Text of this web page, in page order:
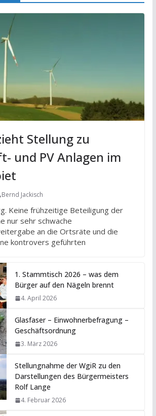
Stellung zu
und PV Anlagen im
Bernd Jackisch
Keine frühzeitige Beteiligung der
nur sehr schwache
an die Ortsräte und die
kontrovers geführten
1. Stammtisch 2026 – was dem
Bürger auf den Nägeln brennt
4. April 2026
Glasfaser – Einwohnerbefragung –
Geschäftsordnung
3. März 2026
Stellungnahme der WgiR zu den
Darstellungen des Bürgermeisters
Rolf Lange
4. Februar 2026